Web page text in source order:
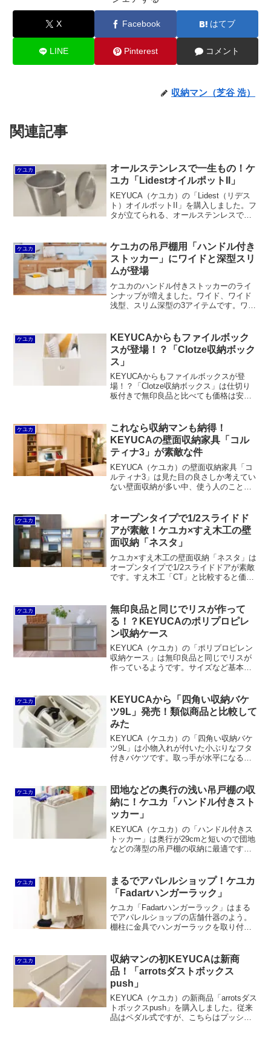
X Facebook はてブ
LINE Pinterest コメント
収納マン（芝谷 浩）
関連記事
ケユカ
オールステンレスで一生もの！ケ
ユカ「LidestオイルポットII」
KEYUCA（ケユカ）の「Lidest（リデス
ト）オイルポットII」を購入しました。フ
タが立てられる、オールステンレスでサ
いのもメリットだと感じます。価格も一
般的なステンレス製オイルポットと比べ
て決して高くないと思います。
ケユカ
ケユカの吊戸棚用「ハンドル付き
ストッカー」にワイドと深型スリ
ムが登場
ケユカのハンドル付きストッカーのライ
ンナップが増えました。ワイド、ワイド
浅型、スリム深型の3アイテムです。ワイ
でに中国製から日本製になりました。
ケユカ
KEYUCAからもファイルボック
スが登場！？「Clotze収納ボック
ス」
KEYUCAからもファイルボックスが登
場！？「Clotze収納ボックス」は仕切り
板付きで無印良品と比べても価格は安い
ケユカ
これなら収納マンも納得！
KEYUCAの壁面収納家具「コル
ティナ3」が素敵な件
KEYUCA（ケユカ）の壁面収納家具「コ
ルティナ3」は見た目の良さしか考えてい
ない壁面収納が多い中、使う人のことを
金具など、ハイグレード壁面収納家具と
呼ぶにふさわしい仕様となっています。
ケユカ
オープンタイプで1/2スライドド
アが素敵！ケユカ×すえ木工の壁
面収納「ネスタ」
ケユカ×すえ木工の壁面収納「ネスタ」は
オープンタイプで1/2スライドドアが素敵
です。すえ木工「CT」と比較すると価格
ケユカ
無印良品と同じでリスが作って
る！？KEYUCAのポリプロピレ
ン収納ケース
KEYUCA（ケユカ）の「ポリプロピレン
収納ケース」は無印良品と同じでリスが
作っているようです。サイズなど基本的
ケユカ
KEYUCAから「四角い収納バケ
ツ9L」発売！類似商品と比較して
みた
KEYUCA（ケユカ）の「四角い収納バケ
ツ9L」は小物入れが付いた小ぶりなフタ
付きバケツです。取っ手が水平になるの
す。類似品と比較してもキラリと光るも
のがあります。
ケユカ
団地などの奥行の浅い吊戸棚の収
納に！ケユカ「ハンドル付きスト
ッカー」
KEYUCA（ケユカ）の「ハンドル付きス
トッカー」は奥行が29cmと短いので団地
などの薄型の吊戸棚の収納に最適です。
勝手、コスパの面で劣るものの、一般的
な吊戸棚ストッカーでは収まらなかった
お宅には朗報と言えるでしょう。
ケユカ
まるでアパレルショップ！ケユカ
「Fadartハンガーラック」
ケユカ「Fadartハンガーラック」はまる
でアパレルショップの店舗什器のよう。
棚柱に金具でハンガーラックを取り付け
それに天板が付いた「Platowa」もオスス
メ。「Levuni」は横揺れがあります。
ケユカ
収納マンの初KEYUCAは新商
品！「arrotsダストボックス
push」
KEYUCA（ケユカ）の新商品「arrotsダス
トボックスpush」を購入しました。従来
品はペダル式ですが、こちらはプッシュ